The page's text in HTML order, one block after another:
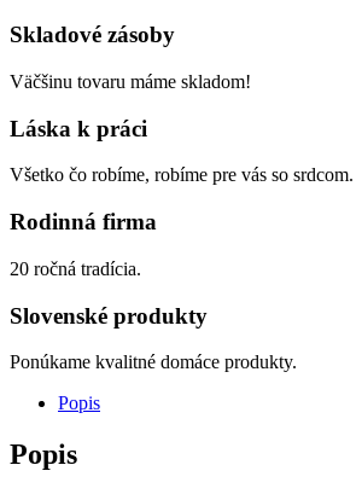
Skladové zásoby
Väčšinu tovaru máme skladom!
Láska k práci
Všetko čo robíme, robíme pre vás so srdcom.
Rodinná firma
20 ročná tradícia.
Slovenské produkty
Ponúkame kvalitné domáce produkty.
Popis
Popis